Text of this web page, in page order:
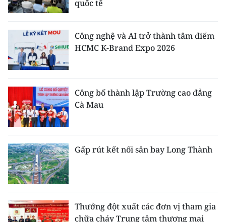
quốc tế
Công nghệ và AI trở thành tâm điểm
HCMC K-Brand Expo 2026
Công bố thành lập Trường cao đẳng
Cà Mau
Gấp rút kết nối sân bay Long Thành
Thưởng đột xuất các đơn vị tham gia
chữa cháy Trung tâm thương mại